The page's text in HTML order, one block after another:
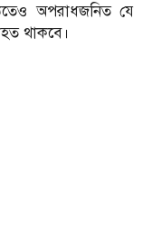
অপরাধজনিত যে
থাকবে।